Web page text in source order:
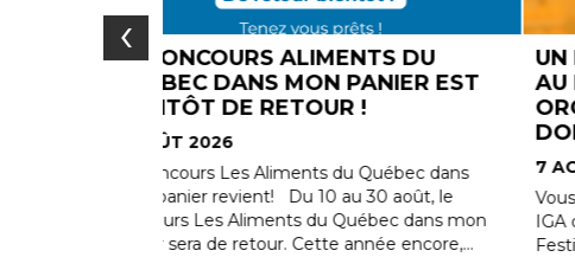
UN MONTANT DE 2210 $ AJOUTÉ
AU MONTANT REMIS AUX
ORGANISMES DU PROGRAMME DE
DONS CONVIVIO
7 AOÛT 2026
Vous avez été nombreux à vous stationner au
IGA de Saint-Jean-Chrysostome à l'occasion du
Festivent ! Tel qu’annoncé précédemment
‹